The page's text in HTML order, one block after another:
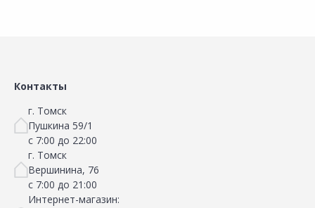
Контакты
г. Томск
Пушкина 59/1
с 7:00 до 22:00
г. Томск
Вершинина, 76
с 7:00 до 21:00
Интернет-магазин: